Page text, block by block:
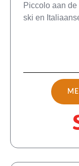
Piccolo aan
ski en